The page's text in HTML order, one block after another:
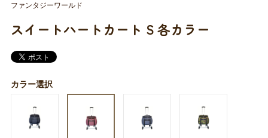
スイートハートカート S 各カラー
ファンタジーワールド
カラー選択